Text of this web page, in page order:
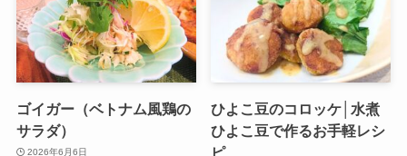
ゴイガー（ベトナム風鶏の
サラダ）
2026年6月6日
ひよこ豆のコロッケ│水煮
ひよこ豆で作るお手軽レシ
ピ